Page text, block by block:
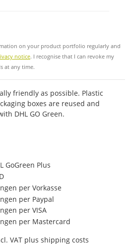
on your product portfolio regularly and
notice. I recognise that I can revoke my
at any time.
friendly as possible. Plastic
boxes are reused and
DHL GO Green.
VAT plus shipping costs